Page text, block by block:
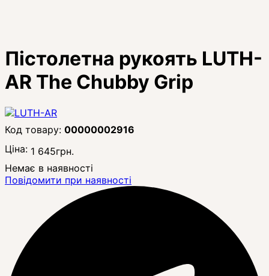
Пістолетна рукоять LUTH-
AR The Chubby Grip
00000002916
Ціна: 1 645грн.
Немає в наявності
Повідомити при наявності